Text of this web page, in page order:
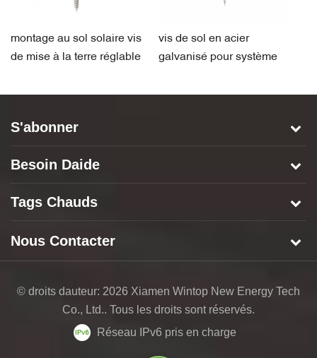
montage au sol solaire vis
de mise à la terre réglable
vis de sol en acier
galvanisé pour système
S'abonner
Besoin Daide
Tags Chauds
Nous Contacter
© droits dauteur: 2026 Xiamen Wintop New Energy Tech
Co., Ltd.. Tous les droits sont réservés.
Réseau IPv6 pris en charge